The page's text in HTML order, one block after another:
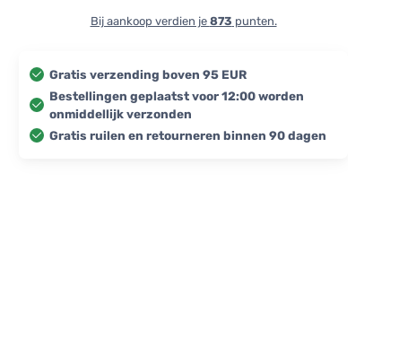
Bij aankoop verdien je 873 punten.
Gratis verzending boven 95 EUR
Bestellingen geplaatst voor 12:00 worden
onmiddellijk verzonden
Gratis ruilen en retourneren binnen 90 dagen